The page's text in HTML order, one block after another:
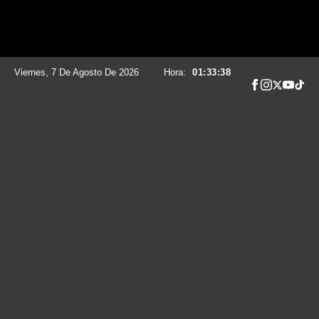
Viernes, 7 De Agosto De 2026 Hora: 01:33:41